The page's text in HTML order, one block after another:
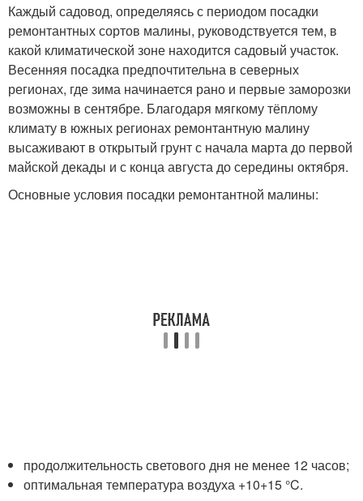
Каждый садовод, определяясь с периодом посадки
ремонтантных сортов малины, руководствуется тем, в
какой климатической зоне находится садовый участок.
Весенняя посадка предпочтительна в северных
регионах, где зима начинается рано и первые заморозки
возможны в сентябре. Благодаря мягкому тёплому
климату в южных регионах ремонтантную малину
высаживают в открытый грунт с начала марта до первой
майской декады и с конца августа до середины октября.
Основные условия посадки ремонтантной малины:
продолжительность светового дня не менее 12 часов;
оптимальная температура воздуха +10+15 °C.